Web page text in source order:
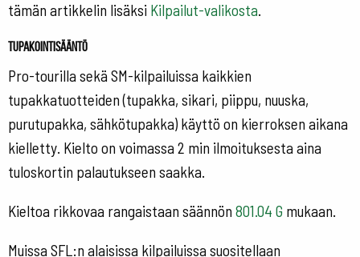
tämän artikkelin lisäksi Kilpailut-valikosta.
Tupakointisääntö
Pro-tourilla sekä SM-kilpailuissa kaikkien
tupakkatuotteiden (tupakka, sikari, piippu, nuuska,
purutupakka, sähkötupakka) käyttö on kierroksen aikana
kielletty. Kielto on voimassa 2 min ilmoituksesta aina
tuloskortin palautukseen saakka.
Kieltoa rikkovaa rangaistaan säännön 801.04 G mukaan.
Muissa SFL:n alaisissa kilpailuissa suositellaan